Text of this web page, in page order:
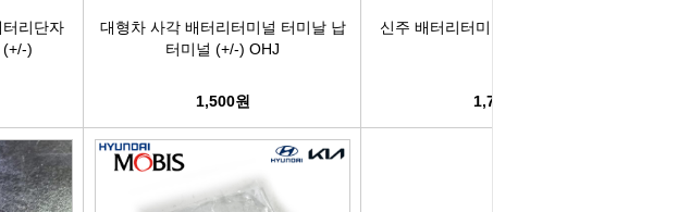
펜클러치
이밍체인[일반품]
동차겉벨트[동일]
유리관휴즈
자동차커넥터
파원윈도우스위치
리단자
(+/-)
대형차 사각 배터리터미널 터미날 납
터미널 (+/-) OHJ
1,500원
신주 배터리터미널 배터리단자 OHJ
1,700원